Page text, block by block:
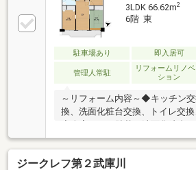
3LDK 66.62m2
6階 東
駐車場あり 即入居可
管理人常駐
リフォームリノ
ション
～リフォーム内容～◆キッチン
換、洗面化粧台交換、トイレ交換
ウスクリーニング、各室スイッ
めポイント～◆6階部分につき眺
理人常駐マンション！◆ライフ浜
ジークレフ第２武庫川